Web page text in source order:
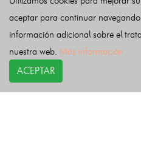
aceptar para continuar
información adicional sobre el
nuestra web. Más información
ACEPTAR